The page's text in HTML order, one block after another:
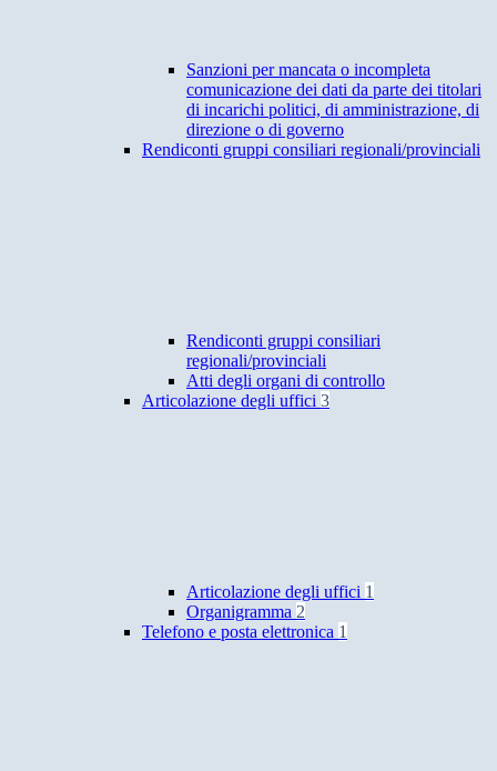
Sanzioni per mancata o incompleta
comunicazione dei dati da parte dei titolari
di incarichi politici, di amministrazione, di
direzione o di governo
Rendiconti gruppi consiliari regionali/provinciali
Rendiconti gruppi consiliari
regionali/provinciali
Atti degli organi di controllo
Articolazione degli uffici 3
Articolazione degli uffici 1
Organigramma 2
Telefono e posta elettronica 1